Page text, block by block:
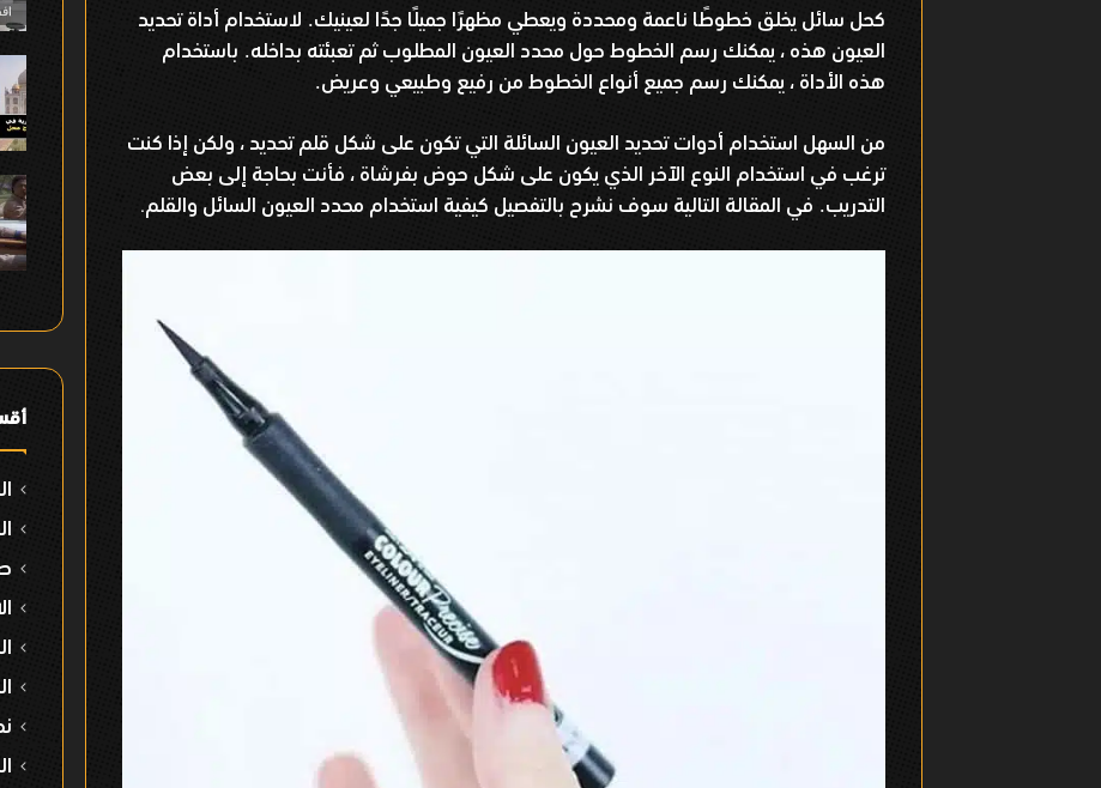
كحل سائل يخلق خطوطًا ناعمة ومحددة ويعطي مظهرًا جميلًا جدًا لعينيك. لاستخدام أداة تحديد
العيون هذه ، يمكنك رسم الخطوط حول محدد العيون المطلوب ثم تعبئته بداخله. باستخدام
هذه الأداة ، يمكنك رسم جميع أنواع الخطوط من رفيع وطبيعي وعريض.
من السهل استخدام أدوات تحديد العيون السائلة التي تكون على شكل قلم تحديد ، ولكن إذا كنت
ترغب في استخدام النوع الآخر الذي يكون على شكل حوض بفرشاة ، فأنت بحاجة إلى بعض
التدريب. في المقالة التالية سوف نشرح بالتفصيل كيفية استخدام محدد العيون السائل والقلم.